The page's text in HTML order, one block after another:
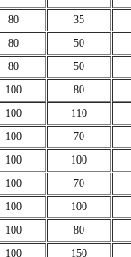
80
35
80
50
80
50
100
80
100
110
100
70
100
100
100
70
100
100
100
80
100
150